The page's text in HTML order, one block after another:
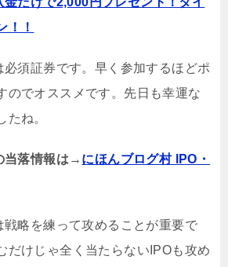
！！
必須証券です。早く参加するほどポ
のでオススメです。先日も幸運な
たね。
当落情報は→ にほんブログ村 IPO・
戦略を練って攻めることが重要で
だけじゃ全く当たらないIPOも攻め